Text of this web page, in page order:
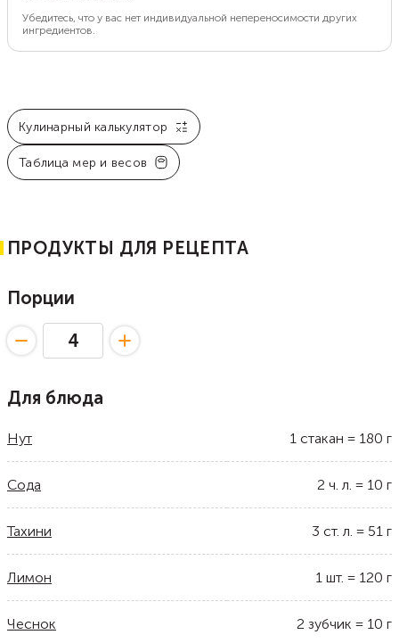
Убедитесь, что у вас нет индивидуальной непереносимости других
ингредиентов.
Кулинарный калькулятор
Таблица мер и весов
ПРОДУКТЫ ДЛЯ РЕЦЕПТА
Порции
Для блюда
Нут 1 стакан = 180 г
Сода 2 ч. л. = 10 г
Тахини 3 ст. л. = 51 г
Лимон 1 шт. = 120 г
Чеснок 2 зубчик = 10 г